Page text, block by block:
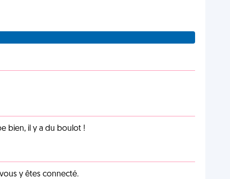
bien, il y a du boulot !
y êtes connecté.